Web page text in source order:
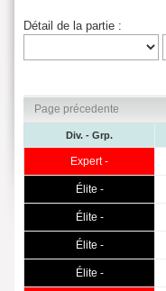
Détail de la partie :
Page précedente
Div. - Grp.
Expert -
Élite -
Élite -
Élite -
Élite -